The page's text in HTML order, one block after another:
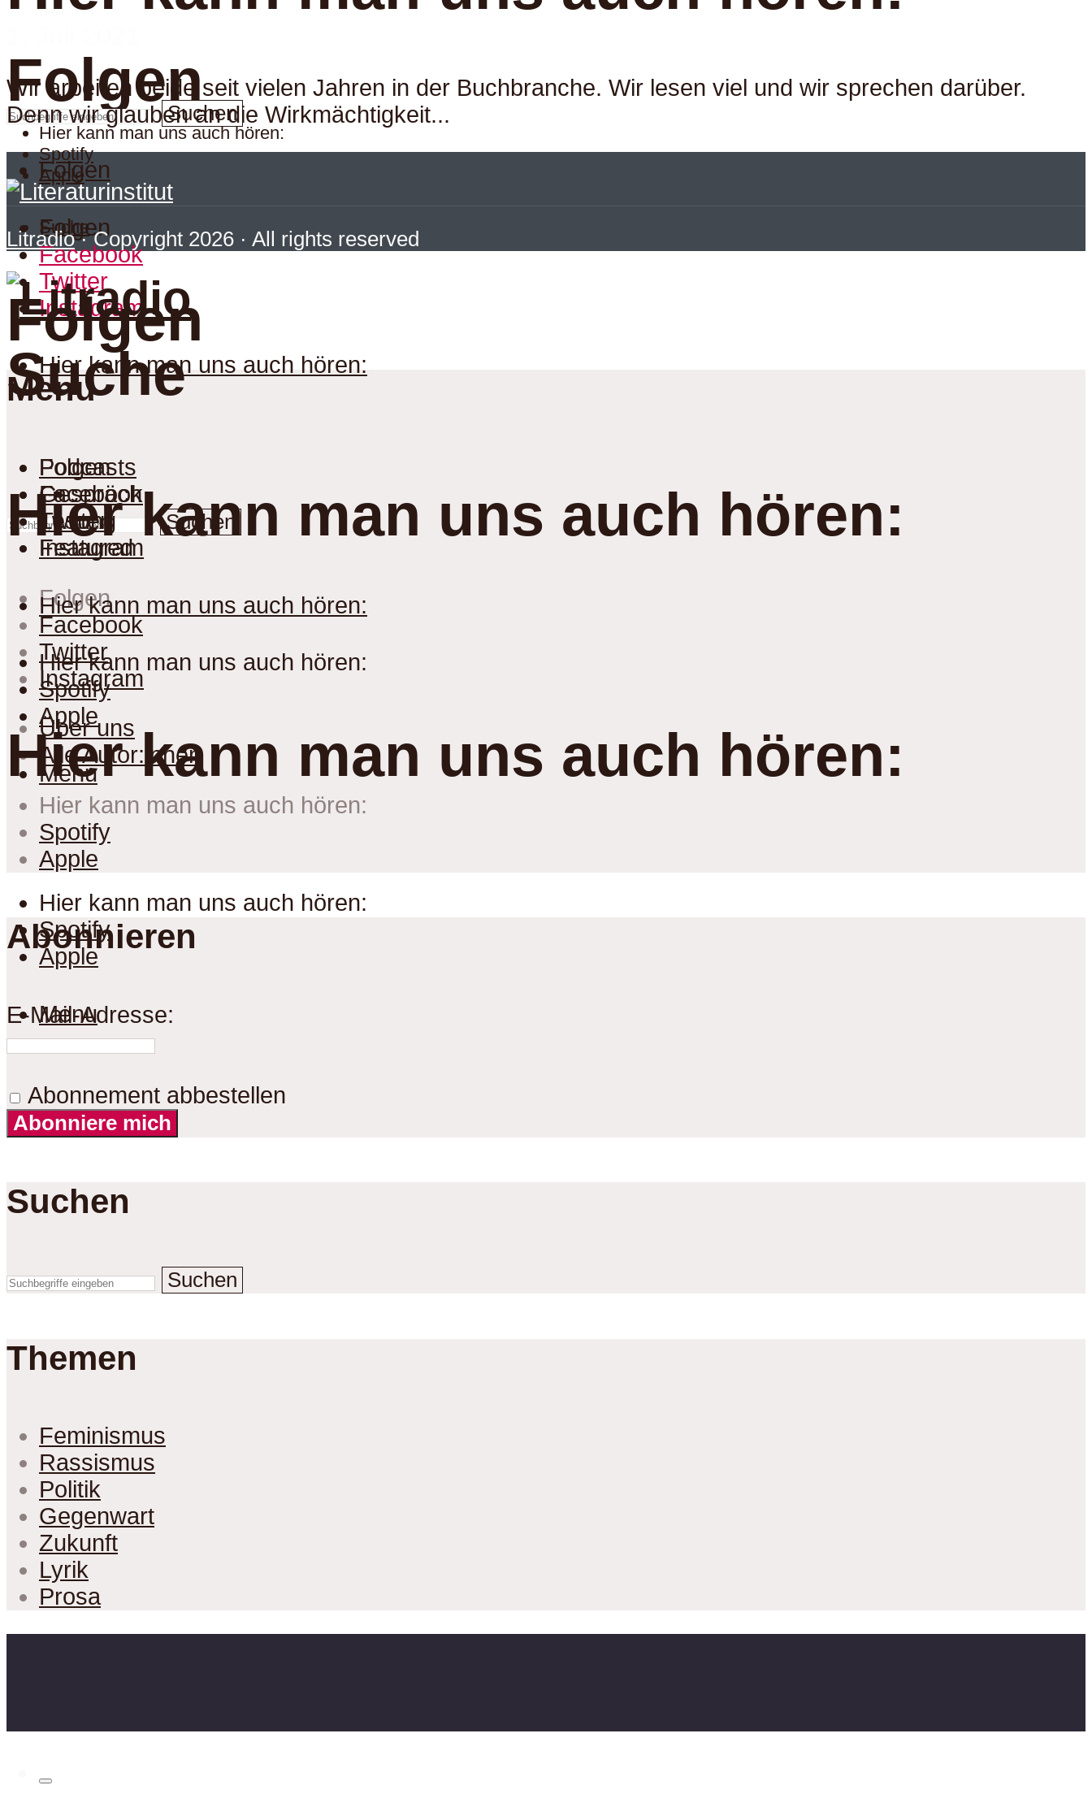
Hier kann man uns auch hören:
Spotify
Apple
Suche
Suche
Suchen
Folgen
Folgen
Facebook
Twitter
Instagram
Hier kann man uns auch hören:
Hier kann man uns auch hören:
Hier kann man uns auch hören:
Spotify
Apple
Menu
Suchen
Folgen
Folgen
Folgen
Facebook
Twitter
Instagram
Hier kann man uns auch hören:
Hier kann man uns auch hören:
Hier kann man uns auch hören:
Spotify
Apple
Menu
Wir arbeiten beide seit vielen Jahren in der Buchbranche. Wir lesen viel und wir sprechen darüber.
Denn wir glauben an die Wirkmächtigkeit...
Litradio· Copyright 2026 · All rights reserved
Menu
Podcasts
Gespräch
Lesung
Featured
Folgen
Facebook
Twitter
Instagram
Über uns
Alle Autor:innen
Hier kann man uns auch hören:
Spotify
Apple
Abonnieren
E-Mail-Adresse:
Abonnement abbestellen
Abonniere mich
Suchen
Suchen
Themen
Feminismus
Rassismus
Politik
Gegenwart
Zukunft
Lyrik
Prosa